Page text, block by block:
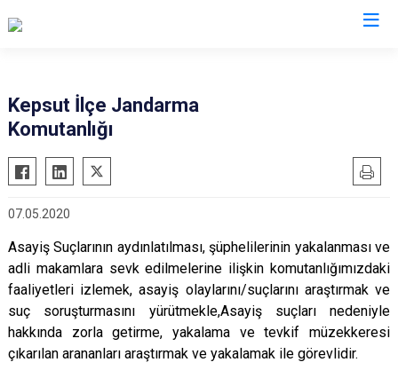
Ayvalık
Balya
Bigadiç
Burhaniye
Dursunbey
Edremit
Erdek
Gömeç
Marmara
Savaştepe
Sındırgı
Susurluk
Karesi
Kepsut İlçe Jandarma
Komutanlığı
07.05.2020
Asayiş Suçlarının aydınlatılması, şüphelilerinin yakalanması ve
adli makamlara sevk edilmelerine ilişkin komutanlığımızdaki
faaliyetleri izlemek, asayiş olaylarını/suçlarını araştırmak ve
suç soruşturmasını yürütmekle,Asayiş suçları nedeniyle
hakkında zorla getirme, yakalama ve tevkif müzekkeresi
çıkarılan arananları araştırmak ve yakalamak ile görevlidir.